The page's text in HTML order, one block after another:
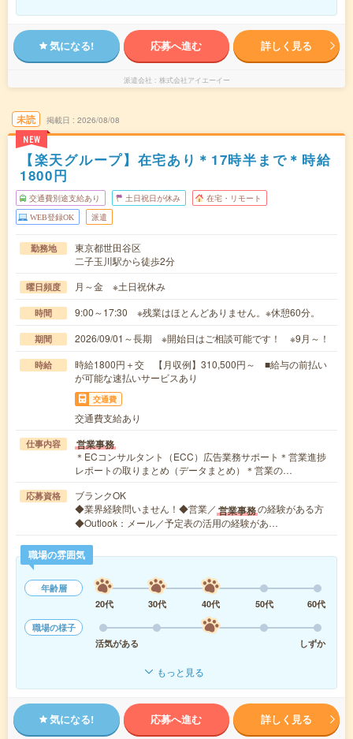
気になる! 応募へ進む 詳しく見る
派遣会社 株式会社アイエーイー
未読
NEW
掲載日 2026/08/08
【楽天グループ】在宅あり＊17時半まで＊時給
1800円
交通費別途支給あり 土日祝日が休み 在宅・リモート
WEB登録OK 派遣
勤務地
東京都世田谷区
二子玉川駅から徒歩2分
曜日頻度 月～金 ※土日祝休み
時間 9:00～17:30 ※残業はほとんどありません。※休憩60分。
期間 2026/09/01～長期 ※開始日はご相談可能です！ ※9月～！
時給
時給1800円＋交 【月収例】310,500円～ ■給与の前払い
が可能な速払いサービスあり
交通費
交通費支給あり
仕事内容 営業事務
＊ECコンサルタント（ECC）広告業務サポート＊営業進捗
レポートの取りまとめ（データまとめ）＊営業の…
応募資格
ブランクOK
◆業界経験問いません！◆営業／ 営業事務の経験がある方
◆Outlook：メール／予定表の活用の経験があ…
職場の雰囲気
年齢層
20代
30代 40代 50代
60代
職場の様子
活気がある
しずか
もっと見る
気になる! 応募へ進む 詳しく見る